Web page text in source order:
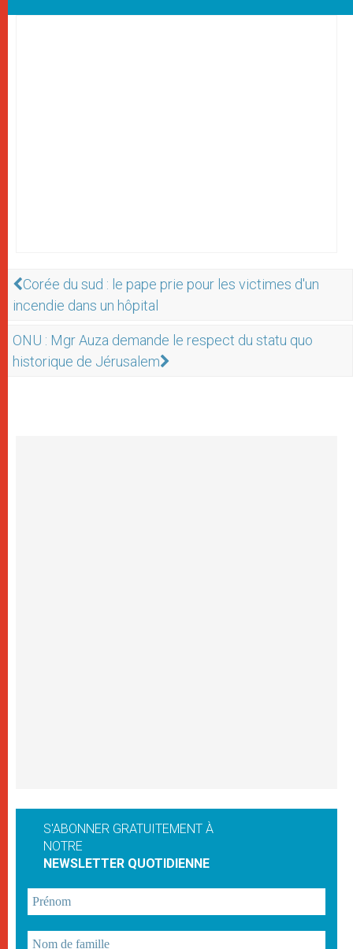
Corée du sud : le pape prie pour les victimes d'un
incendie dans un hôpital
ONU : Mgr Auza demande le respect du statu quo
historique de Jérusalem
S'ABONNER GRATUITEMENT À
NOTRE
NEWSLETTER QUOTIDIENNE